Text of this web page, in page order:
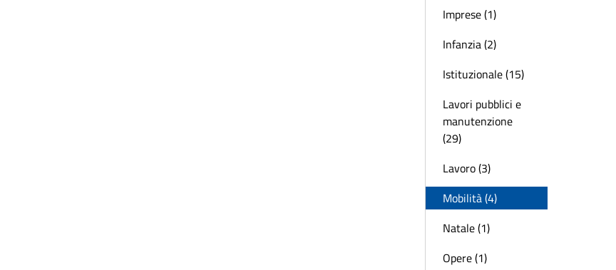
Imprese (1)
Infanzia (2)
Istituzionale (15)
Lavori pubblici e
manutenzione
(29)
Lavoro (3)
Mobilità (4)
Natale (1)
Opere (1)